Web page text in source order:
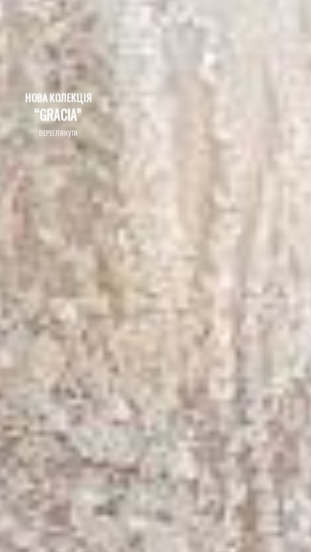
НОВА КОЛЕКЦІЯ
“GRACIA”
ПЕРЕГЛЯНУТИ